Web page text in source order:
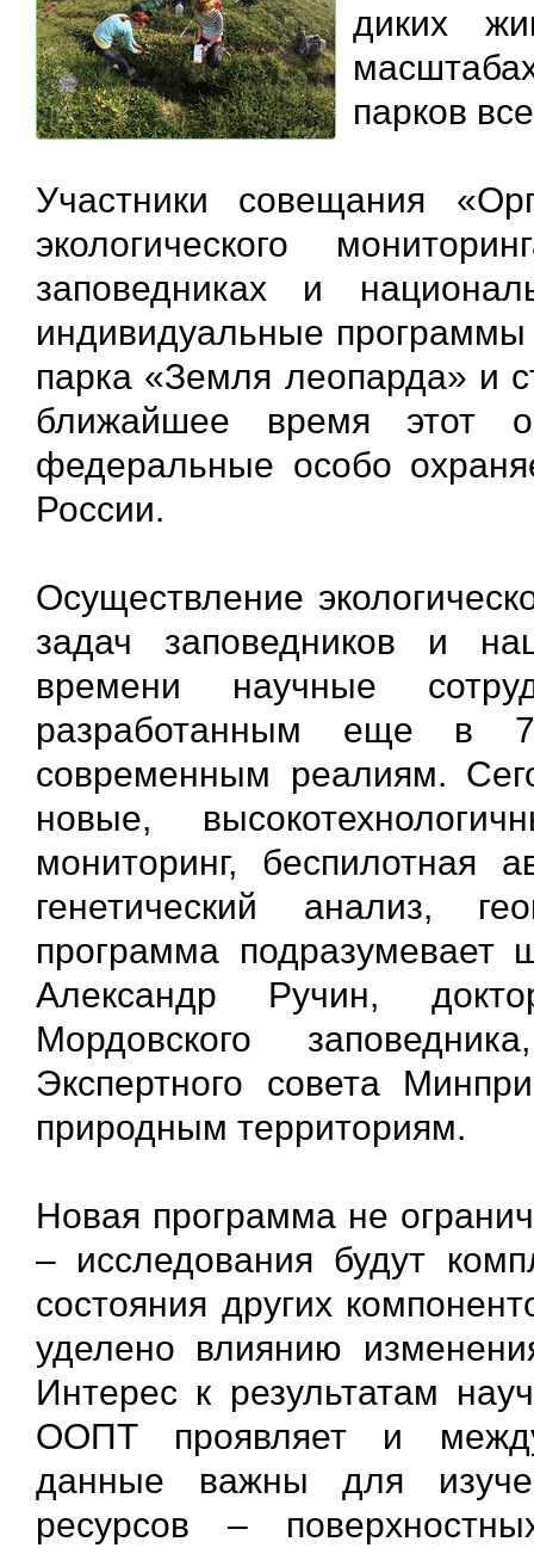
диких
парков
Участники совещания
экологического
заповедниках и
индивидуальные программы
парка «Земля леопарда» и
ближайшее время этот
федеральные особо
России.
Осуществление
задач заповедников и
времени научные
разработанным еще в
современным реалиям.
новые,
мониторинг, беспилотная
генетический анализ,
программа подразумевает
Александр Ручин,
Мордовского
Экспертного совета
природным территориям.
Новая программа не
– исследования будут
состояния других
уделено влиянию
Интерес к результатам
ООПТ проявляет и
данные важны для
ресурсов –